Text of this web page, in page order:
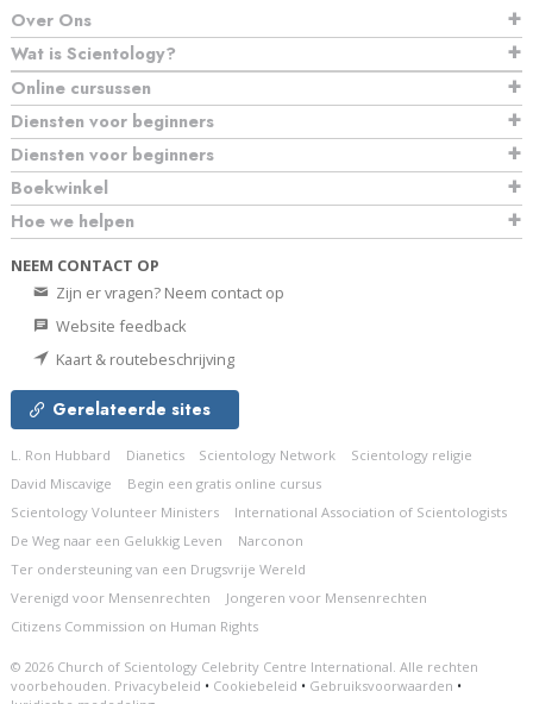
Over Ons
Wat is Scientology?
Online cursussen
Diensten voor beginners
Diensten voor beginners
Boekwinkel
Hoe we helpen
NEEM CONTACT OP
Zijn er vragen? Neem contact op
Website feedback
Kaart & routebeschrijving
Gerelateerde sites
L. Ron Hubbard Dianetics Scientology Network
Scientology religie
David Miscavige
Begin een gratis online cursus
Scientology Volunteer Ministers
International Association of Scientologists
De Weg naar een Gelukkig Leven
Narconon
Ter ondersteuning van een Drugsvrije Wereld
Verenigd voor Mensenrechten
Jongeren voor Mensenrechten
Citizens Commission on Human Rights
© 2026 Church of Scientology Celebrity Centre International. Alle rechten
voorbehouden. Privacybeleid • Cookiebeleid • Gebruiksvoorwaarden •